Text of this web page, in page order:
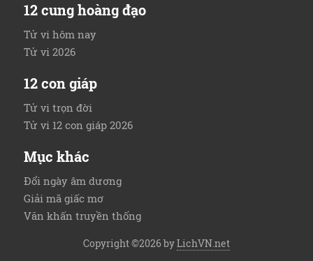
12 cung hoàng đạo
Tử vi hôm nay
Tử vi 2026
12 con giáp
Tử vi trọn đời
Tử vi 12 con giáp 2026
Mục khác
Đổi ngày âm dương
Giải mã giấc mơ
Văn khấn truyền thống
Copyright ©2026 byLichVN.net